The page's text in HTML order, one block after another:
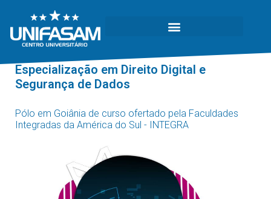
Especialização em Direito Digital e
Segurança de Dados
Pólo em Goiânia de curso ofertado pela Faculdades
Integradas da América do Sul - INTEGRA